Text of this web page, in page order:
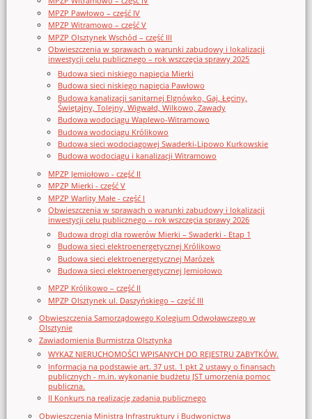
MPZP Pawłowo – część IV
MPZP Witramowo – część V
MPZP Olsztynek Wschód – część III
Obwieszczenia w sprawach o warunki zabudowy i lokalizacji
inwestycji celu publicznego – rok wszczęcia sprawy 2025
Budowa sieci niskiego napięcia Mierki
Budowa sieci niskiego napięcia Pawłowo
Budowa kanalizacji sanitarnej Elgnówko, Gaj, Łęciny,
Świętajny, Tolejny, Wigwałd, Wilkowo, Zawady
Budowa wodociągu Waplewo-Witramowo
Budowa wodociągu Królikowo
Budowa sieci wodociągowej Swaderki-Lipowo Kurkowskie
Budowa wodociągu i kanalizacji Witramowo
MPZP Jemiołowo - część II
MPZP Mierki - część V
MPZP Warlity Małe - część I
Obwieszczenia w sprawach o warunki zabudowy i lokalizacji
inwestycji celu publicznego – rok wszczęcia sprawy 2026
Budowa drogi dla rowerów Mierki – Swaderki - Etap 1
Budowa sieci elektroenergetycznej Królikowo
Budowa sieci elektroenergetycznej Marózek
Budowa sieci elektroenergetycznej Jemiołowo
MPZP Królikowo – część II
MPZP Olsztynek ul. Daszyńskiego – część III
Obwieszczenia Samorządowego Kolegium Odwoławczego w
Olsztynie
Zawiadomienia Burmistrza Olsztynka
WYKAZ NIERUCHOMOŚCI WPISANYCH DO REJESTRU ZABYTKÓW.
Informacja na podstawie art. 37 ust. 1 pkt 2 ustawy o finansach
publicznych - m.in. wykonanie budżetu JST umorzenia pomoc
publiczna.
II Konkurs na realizację zadania publicznego
Obwieszczenia Ministra Infrastruktury i Budwonictwa